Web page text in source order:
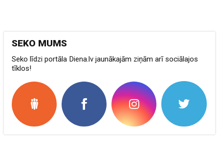
SEKO MUMS
Seko līdzi portāla Diena.lv jaunākajām ziņām arī sociālajos
tīklos!